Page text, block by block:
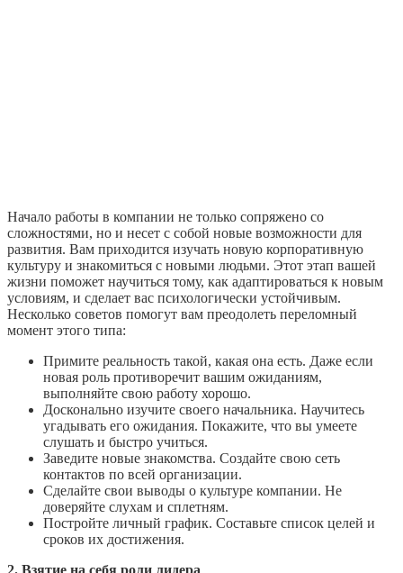
Начало работы в компании не только сопряжено со
сложностями, но и несет с собой новые возможности для
развития. Вам приходится изучать новую корпоративную
культуру и знакомиться с новыми людьми. Этот этап вашей
жизни поможет научиться тому, как адаптироваться к новым
условиям, и сделает вас психологически устойчивым.
Несколько советов помогут вам преодолеть переломный
момент этого типа:
Примите реальность такой, какая она есть. Даже если
новая роль противоречит вашим ожиданиям,
выполняйте свою работу хорошо.
Досконально изучите своего начальника. Научитесь
угадывать его ожидания. Покажите, что вы умеете
слушать и быстро учиться.
Заведите новые знакомства. Создайте свою сеть
контактов по всей организации.
Сделайте свои выводы о культуре компании. Не
доверяйте слухам и сплетням.
Постройте личный график. Составьте список целей и
сроков их достижения.
2. Взятие на себя роли лидера